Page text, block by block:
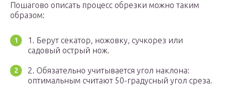
Пошагово описать процесс обрезки можно таким
образом:
1. Берут секатор, ножовку, сучкорез или
садовый острый нож.
2. Обязательно учитывается угол наклона:
оптимальным считают 50-градусный угол среза.